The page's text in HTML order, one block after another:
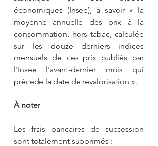
économiques (Insee), à savoir « la
moyenne annuelle des prix à la
consommation, hors tabac, calculée
sur les douze derniers indices
mensuels de ces prix publiés par
l'Insee l'avant-dernier mois qui
précède la date de revalorisation ».
À noter
Les frais bancaires de succession
sont totalement supprimés :